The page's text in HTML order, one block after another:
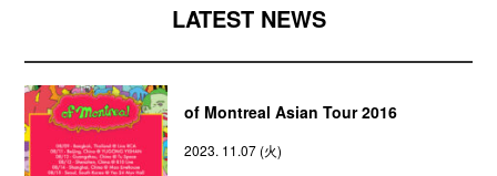
LATEST NEWS
of Montreal Asian Tour 2016
2023. 11.07 (火)